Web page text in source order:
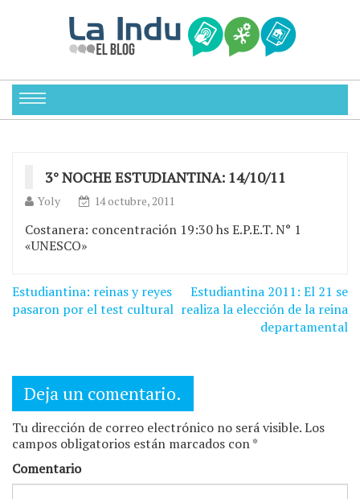
3° NOCHE ESTUDIANTINA: 14/10/11
Yoly 14 octubre, 2011
Costanera: concentración 19:30 hs E.P.E.T. N° 1
«UNESCO»
Navegación
de
Estudiantina: reinas y reyes
pasaron por el test cultural
Estudiantina 2011: El 21 se
realiza la elección de la reina
departamental
Deja un comentario.
Tu dirección de correo electrónico no será visible. Los
campos obligatorios están marcados con *
Comentario